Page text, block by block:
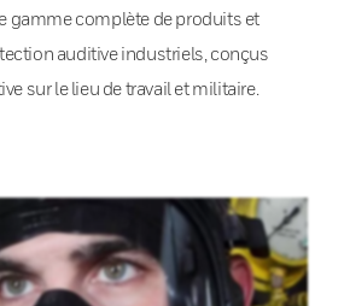
gamme complète de produits et
auditive industriels, conçus
sur le lieu de travail et militaire.